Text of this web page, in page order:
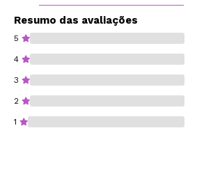
Resumo das avaliações
5
4
3
2
1